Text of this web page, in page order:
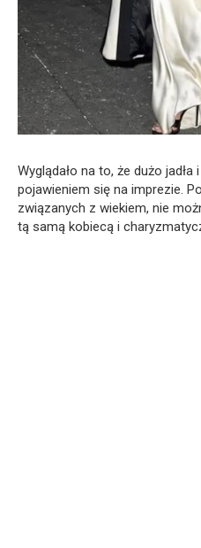
Wyglądało na to, że dużo jadła
pojawieniem się na imprezie.
związanych z wiekiem, nie
tą samą kobiecą i